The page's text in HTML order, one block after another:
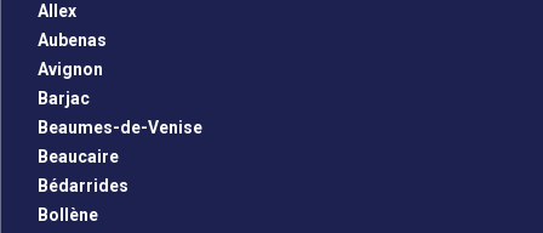
Allex
Aubenas
Avignon
Barjac
Beaumes-de-Venise
Beaucaire
Bédarrides
Bollène